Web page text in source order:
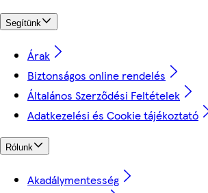
Segítünk
Árak
Biztonságos online rendelés
Általános Szerződési Feltételek
Adatkezelési és Cookie tájékoztató
Rólunk
Akadálymentesség